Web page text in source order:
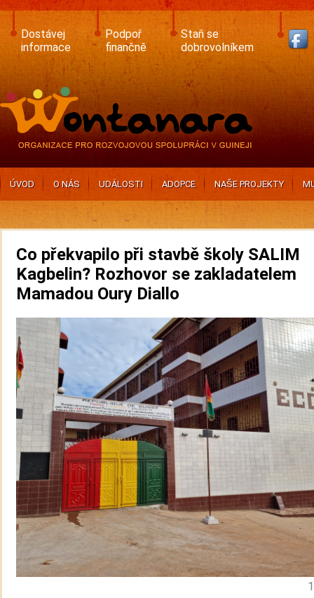
Skip
main
content
Dostávej
informace
Podpoř
finančně
Staň se
dobrovolníkem
ÚVOD O NÁS UDÁLOSTI ADOPCE NAŠE PROJEKTY
Co překvapilo při stavbě školy SALIM
Kagbelin? Rozhovor se zakladatelem
Mamadou Oury Diallo